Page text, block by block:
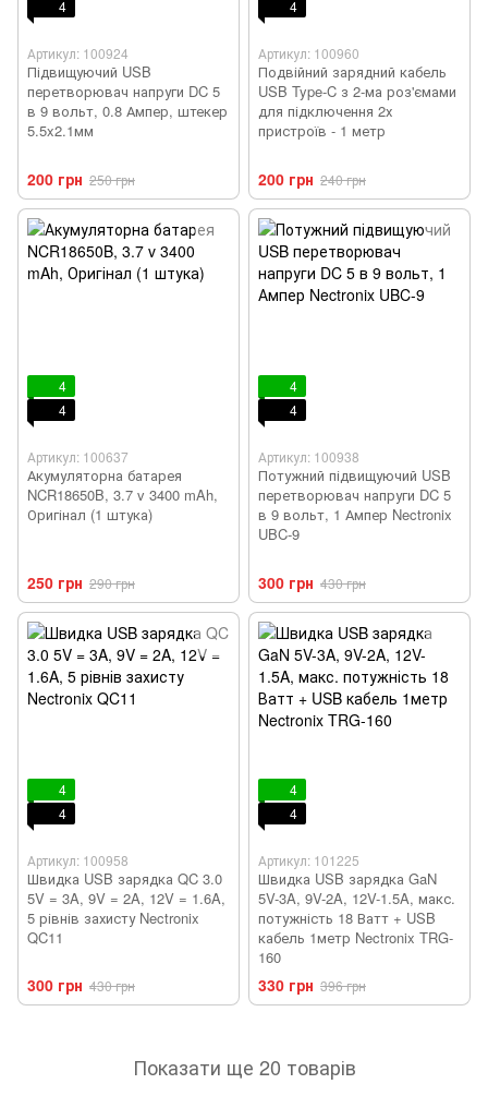
4
Артикул: 100924
Підвищуючий USB
перетворювач напруги DC 5
в 9 вольт, 0.8 Ампер, штекер
5.5x2.1мм
200 грн 250 грн
4
Артикул: 100960
Подвійний зарядний кабель
USB Type-C з 2-ма роз'ємами
для підключення 2х
пристроїв - 1 метр
200 грн 240 грн
4
4
Артикул: 100637
Акумуляторна батарея
NCR18650B, 3.7 v 3400 mAh,
Оригінал (1 штука)
250 грн 290 грн
4
4
Артикул: 100938
Потужний підвищуючий USB
перетворювач напруги DC 5
в 9 вольт, 1 Ампер Nectronix
UBC-9
300 грн 430 грн
4
4
Артикул: 100958
Швидка USB зарядка QC 3.0
5V = 3A, 9V = 2A, 12V = 1.6A,
5 рівнів захисту Nectronix
QC11
300 грн 430 грн
4
4
Артикул: 101225
Швидка USB зарядка GaN
5V-3A, 9V-2A, 12V-1.5A, макс.
потужність 18 Ватт + USB
кабель 1метр Nectronix TRG-
160
330 грн 396 грн
Показати ще 20 товарів